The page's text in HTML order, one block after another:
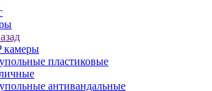
камеры
пластиковые
антивандальные